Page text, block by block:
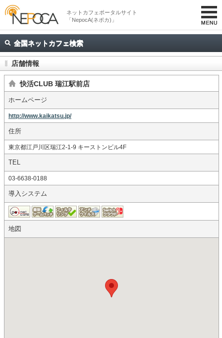
ネットカフェポータルサイト
「NepocA(ネポカ)」
全国ネットカフェ検索
店舗情報
快活CLUB 瑞江駅前店
ホームページ
http://www.kaikatsu.jp/
住所
東京都江戸川区瑞江2-1-9 キーストンビル4F
TEL
03-6638-0188
導入システム
地図